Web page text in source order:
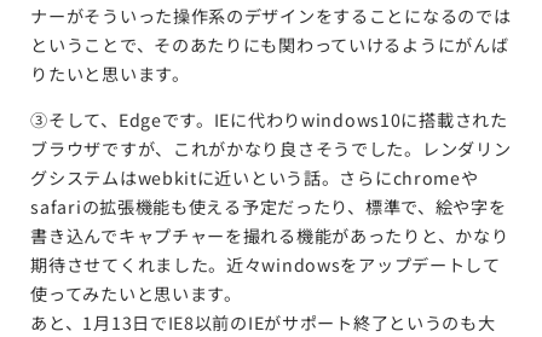
ナーがそういった操作系のデザインをすることになるのでは
ということで、そのあたりにも関わっていけるようにがんば
りたいと思います。
③そして、Edgeです。IEに代わりwindows10に搭載された
ブラウザですが、これがかなり良さそうでした。レンダリン
グシステムはwebkitに近いという話。さらにchromeや
safariの拡張機能も使える予定だったり、標準で、絵や字を
書き込んでキャプチャーを撮れる機能があったりと、かなり
期待させてくれました。近々windowsをアップデートして
使ってみたいと思います。
あと、1月13日でIE8以前のIEがサポート終了というのも大